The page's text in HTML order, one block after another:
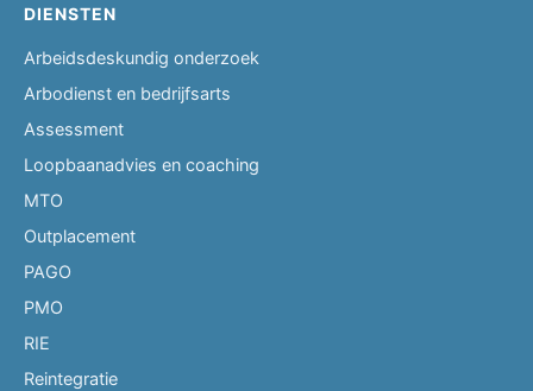
DIENSTEN
Arbeidsdeskundig onderzoek
Arbodienst en bedrijfsarts
Assessment
Loopbaanadvies en coaching
MTO
Outplacement
PAGO
PMO
RIE
Reintegratie